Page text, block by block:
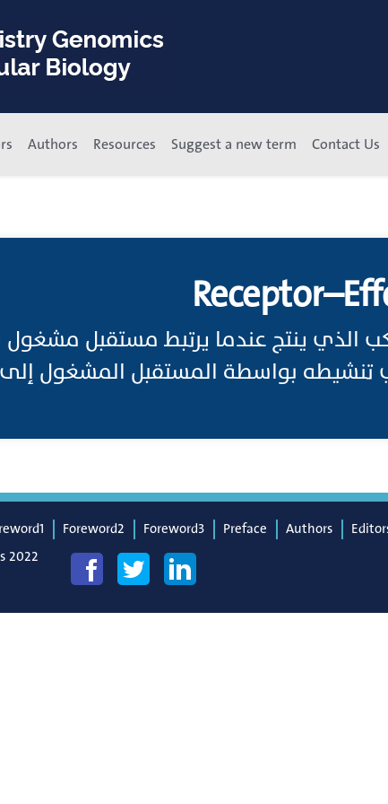
Authors Resources Suggest a new term Contact Us
الذي ينتج عندما يرتبط مستقبل مشغول
بواسطة المستقبل المشغول إلى
Foreword2 Foreword3 Preface Authors
2022